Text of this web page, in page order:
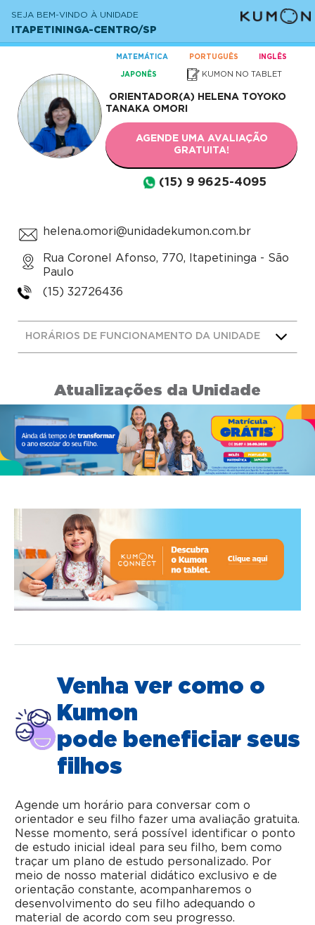
SEJA BEM-VINDO À UNIDADE
ITAPETININGA-CENTRO/SP
MATEMÁTICA PORTUGUÊS INGLÊS
JAPONÊS KUMON NO TABLET
ORIENTADOR(A) HELENA TOYOKO
TANAKA OMORI
AGENDE UMA AVALIAÇÃO
GRATUITA!
(15) 9 9625-4095
helena.omori@unidadekumon.com.br
Rua Coronel Afonso, 770, Itapetininga - São
Paulo
(15) 32726436
HORÁRIOS DE FUNCIONAMENTO DA UNIDADE
Atualizações da Unidade
Venha ver como o
Kumon
pode beneficiar seus
filhos
Agende um horário para conversar com o
orientador e seu filho fazer uma avaliação gratuita.
Nesse momento, será possível identificar o ponto
de estudo inicial ideal para seu filho, bem como
traçar um plano de estudo personalizado. Por
meio de nosso material didático exclusivo e de
orientação constante, acompanharemos o
desenvolvimento do seu filho adequando o
material de acordo com seu progresso.